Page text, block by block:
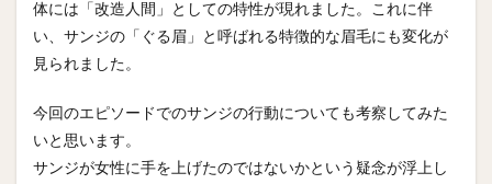
体には「改造人間」としての特性が現れました。これに伴
い、サンジの「ぐる眉」と呼ばれる特徴的な眉毛にも変化が
見られました。
今回のエピソードでのサンジの行動についても考察してみた
いと思います。
サンジが女性に手を上げたのではないかという疑念が浮上し